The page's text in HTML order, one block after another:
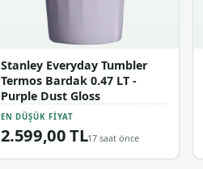
Stanley Everyday Tumbler
Termos Bardak 0.47 LT -
Purple Dust Gloss
EN DÜŞÜK FIYAT
2.599,00 TL17 saat önce